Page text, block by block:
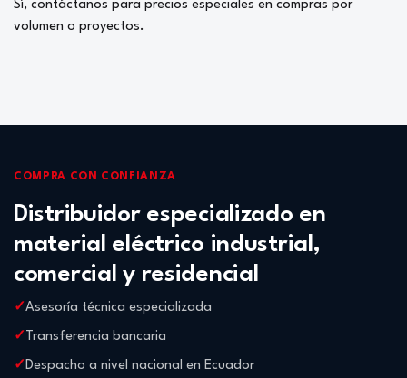
Sí, contáctanos para precios especiales en compras por
volumen o proyectos.
COMPRA CON CONFIANZA
Distribuidor especializado en
material eléctrico industrial,
comercial y residencial
Asesoría técnica especializada
Transferencia bancaria
Despacho a nivel nacional en Ecuador